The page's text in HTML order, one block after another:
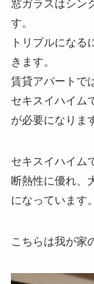
窓ガラスはシン
す。
トリプルになる
きます。
賃貸アパートで
セキスイハイム
が必要になりま
セキスイハイム
断熱性に優れ、
になっています。
こちらは我が家